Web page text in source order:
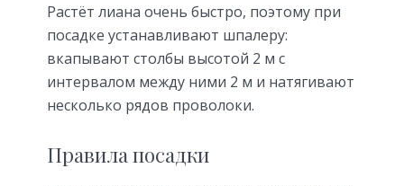
Растёт лиана очень быстро, поэтому при
посадке устанавливают шпалеру:
вкапывают столбы высотой 2 м с
интервалом между ними 2 м и натягивают
несколько рядов проволоки.
Правила посадки